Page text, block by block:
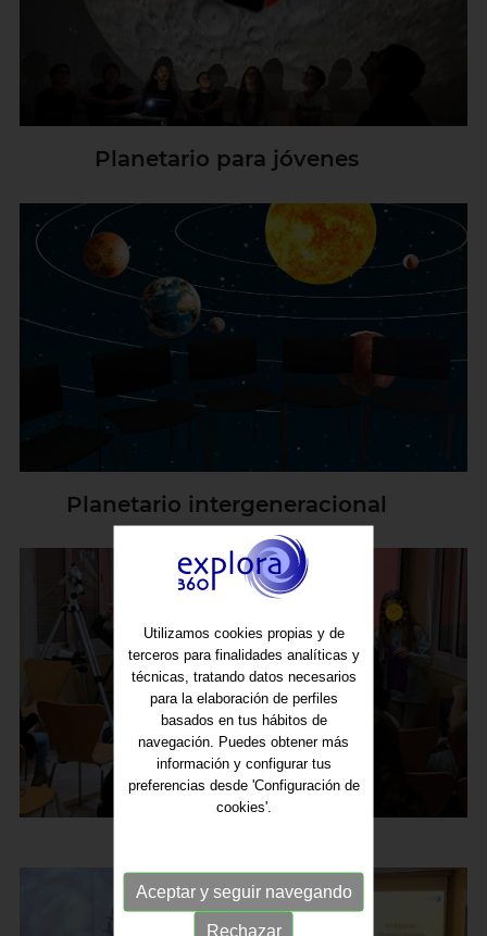
Planetario para jóvenes
Planetario intergeneracional
Utilizamos cookies propias y de
terceros para finalidades analíticas y
técnicas, tratando datos necesarios
para la elaboración de perfiles
basados en tus hábitos de
navegación. Puedes obtener más
información y configurar tus
preferencias desde 'Configuración de
cookies'.
Aceptar y seguir navegando
Rechazar